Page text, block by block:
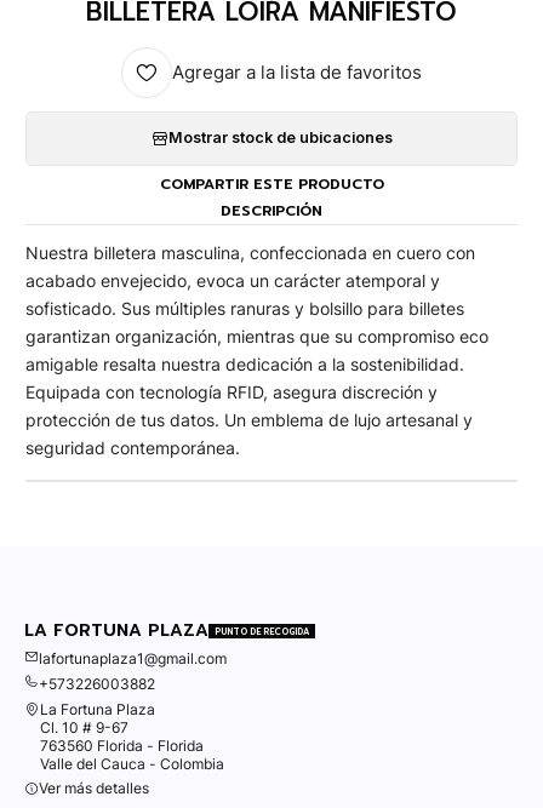
BILLETERA LOIRA MANIFIESTO
Agregar a la lista de favoritos
Mostrar stock de ubicaciones
COMPARTIR ESTE PRODUCTO
DESCRIPCIÓN
Nuestra billetera masculina, confeccionada en cuero con
acabado envejecido, evoca un carácter atemporal y
sofisticado. Sus múltiples ranuras y bolsillo para billetes
garantizan organización, mientras que su compromiso eco
amigable resalta nuestra dedicación a la sostenibilidad.
Equipada con tecnología RFID, asegura discreción y
protección de tus datos. Un emblema de lujo artesanal y
seguridad contemporánea.
LA FORTUNA PLAZA PUNTO DE RECOGIDA
lafortunaplaza1@gmail.com
+573226003882
La Fortuna Plaza
Cl. 10 # 9-67
763560 Florida - Florida
Valle del Cauca - Colombia
Ver más detalles